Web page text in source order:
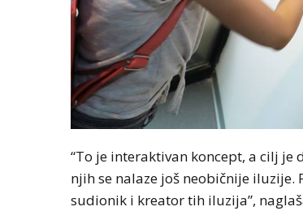
“To je interaktivan koncept, a cilj
njih se nalaze još neobičnije
sudionik i kreator tih iluzija”,